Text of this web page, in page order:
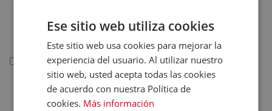
Eléctricas
Colchones
Informática
Informática
Ese sitio web utiliza cookies
Este sitio web usa cookies para mejorar la
experiencia del usuario. Al utilizar nuestro
sitio web, usted acepta todas las cookies
de acuerdo con nuestra Política de
cookies. Más información